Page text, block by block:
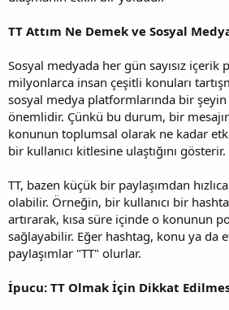
TT Attım Ne Demek ve Sosyal
Sosyal medyada her gün sayısız içerik
milyonlarca insan çeşitli konuları
sosyal medya platformlarında bir şeyin
önemlidir. Çünkü bu durum, bir
konunun toplumsal olarak ne kadar
bir kullanıcı kitlesine ulaştığını gösterir.
TT, bazen küçük bir paylaşımdan
olabilir. Örneğin, bir kullanıcı bir
artırarak, kısa süre içinde o konunun
sağlayabilir. Eğer hashtag, konu ya da
paylaşımlar "TT" olurlar.
İpucu: TT Olmak İçin Dikkat